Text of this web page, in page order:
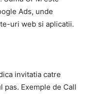
Ads, unde
uri web si aplicatii.
invitatia catre
pas. Exemple de Call